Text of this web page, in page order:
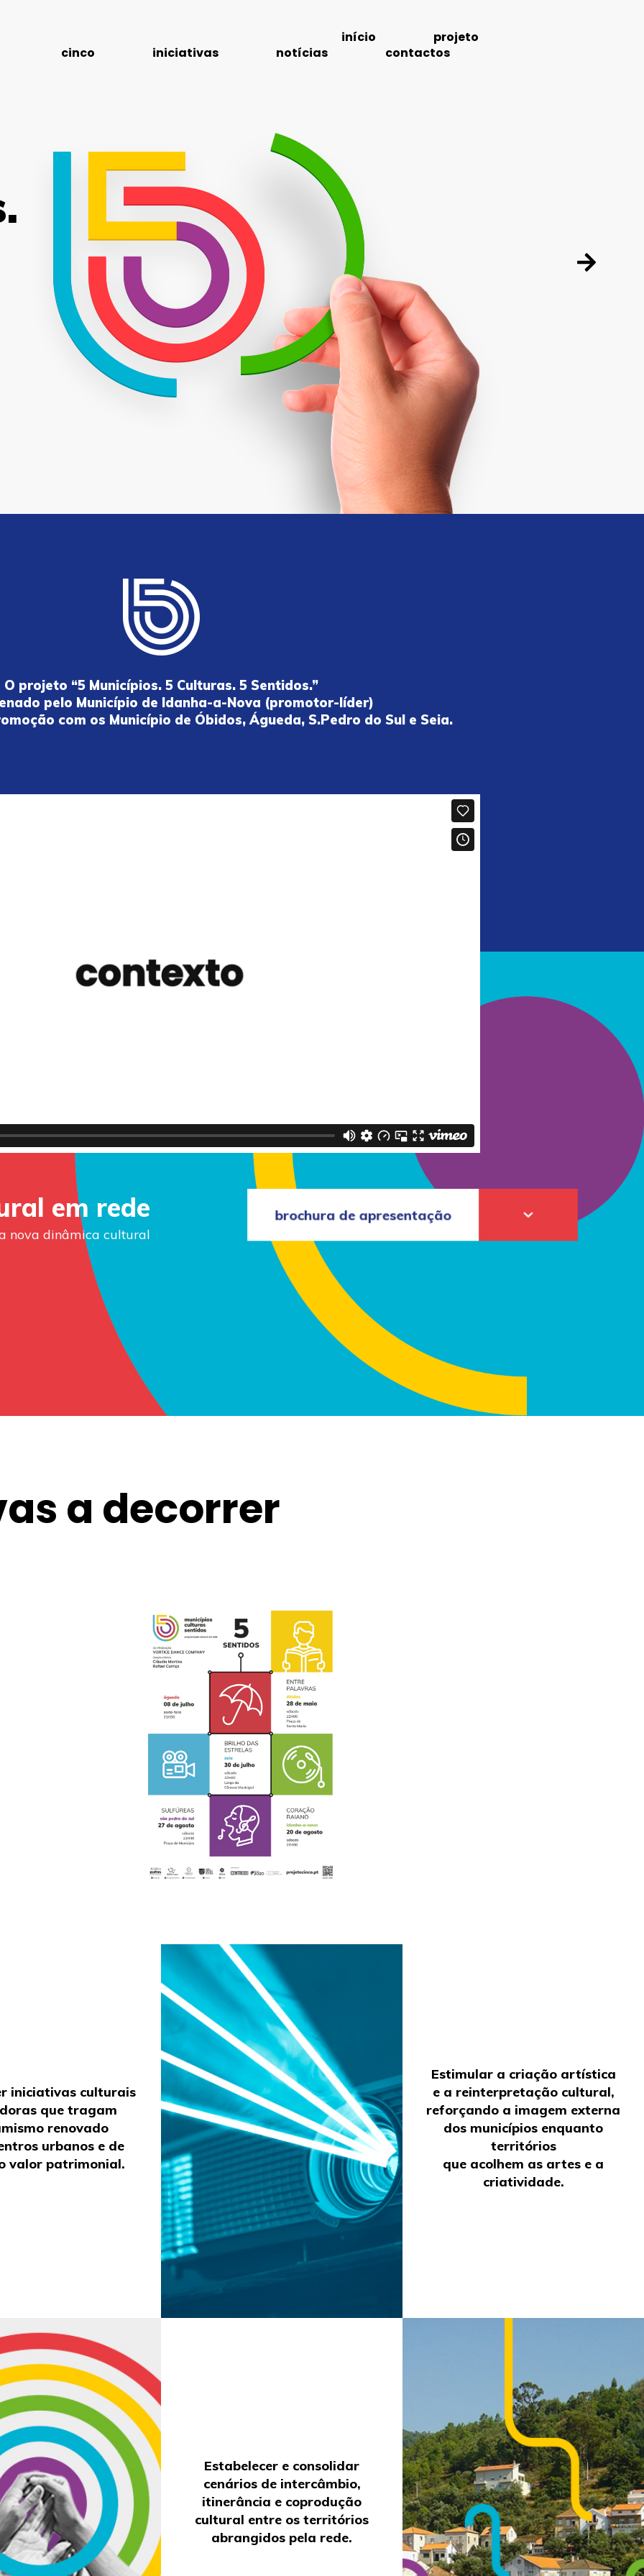
início
projeto
cinco
iniciativas notícias contactos
O projeto “5 Municípios. 5 Culturas. 5 Sentidos.”
pelo Município de Idanha-a-Nova (promotor-líder)
com os Município de Óbidos, Águeda, S.Pedro do Sul e Seia.
em rede
nova dinâmica cultural
brochura de apresentação
a decorrer
iniciativas culturais
que tragam
renovado
urbanos e de
valor patrimonial.
Estimular a criação artística
e a reinterpretação cultural,
reforçando a imagem externa
dos municípios enquanto
territórios
que acolhem as artes e a
criatividade.
Estabelecer e consolidar
cenários de intercâmbio,
itinerância e coprodução
cultural entre os territórios
abrangidos pela rede.